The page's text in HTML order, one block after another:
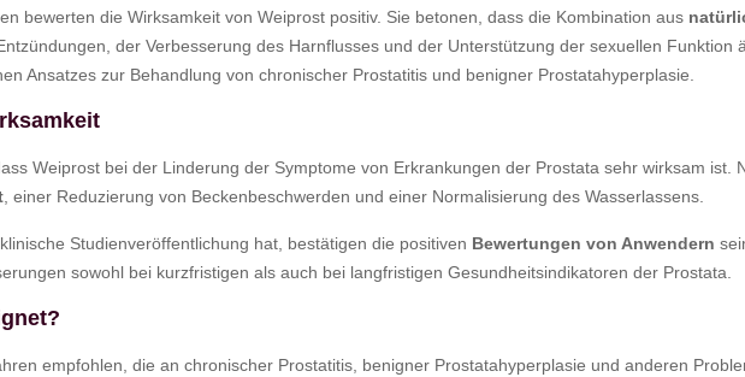
bewerten die Wirksamkeit von Weiprost positiv. Sie betonen, dass die Kombination aus
der Verbesserung des Harnflusses und der Unterstützung der sexuellen
Ansatzes zur Behandlung von chronischer Prostatitis und benigner Prostatahyperplasie.
Weiprost bei der Linderung der Symptome von Erkrankungen der Prostata sehr wirksam ist.
, einer Reduzierung von Beckenbeschwerden und einer Normalisierung des Wasserlassens.
Studienveröffentlichung hat, bestätigen die positiven Bewertungen von Anwendern
sowohl bei kurzfristigen als auch bei langfristigen Gesundheitsindikatoren der Prostata.
empfohlen, die an chronischer Prostatitis, benigner Prostatahyperplasie und anderen